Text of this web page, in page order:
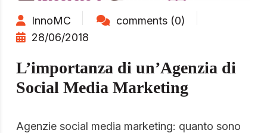
InnoMC
comments (0)
28/06/2018
L’importanza di un’Agenzia di
Social Media Marketing
Agenzie social media marketing: quanto sono